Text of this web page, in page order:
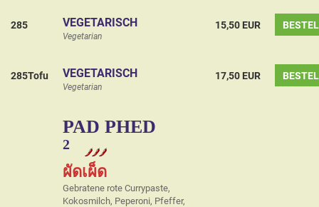
285 VEGETARISCH
Vegetarian
15,50 EUR
285Tofu VEGETARISCH
Vegetarian
17,50 EUR
PAD PHED
2
ผัดเผ็ด
Gebratene rote Currypaste,
Kokosmilch, Peperoni, Pfeffer,